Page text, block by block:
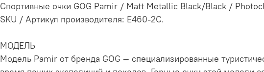
Спортивные очки GOG Pamir / Matt Metallic Black/Black /
SKU / Артикул производителя: E460-2C.
МОДЕЛЬ
Модель Pamir от бренда GOG — специализированные